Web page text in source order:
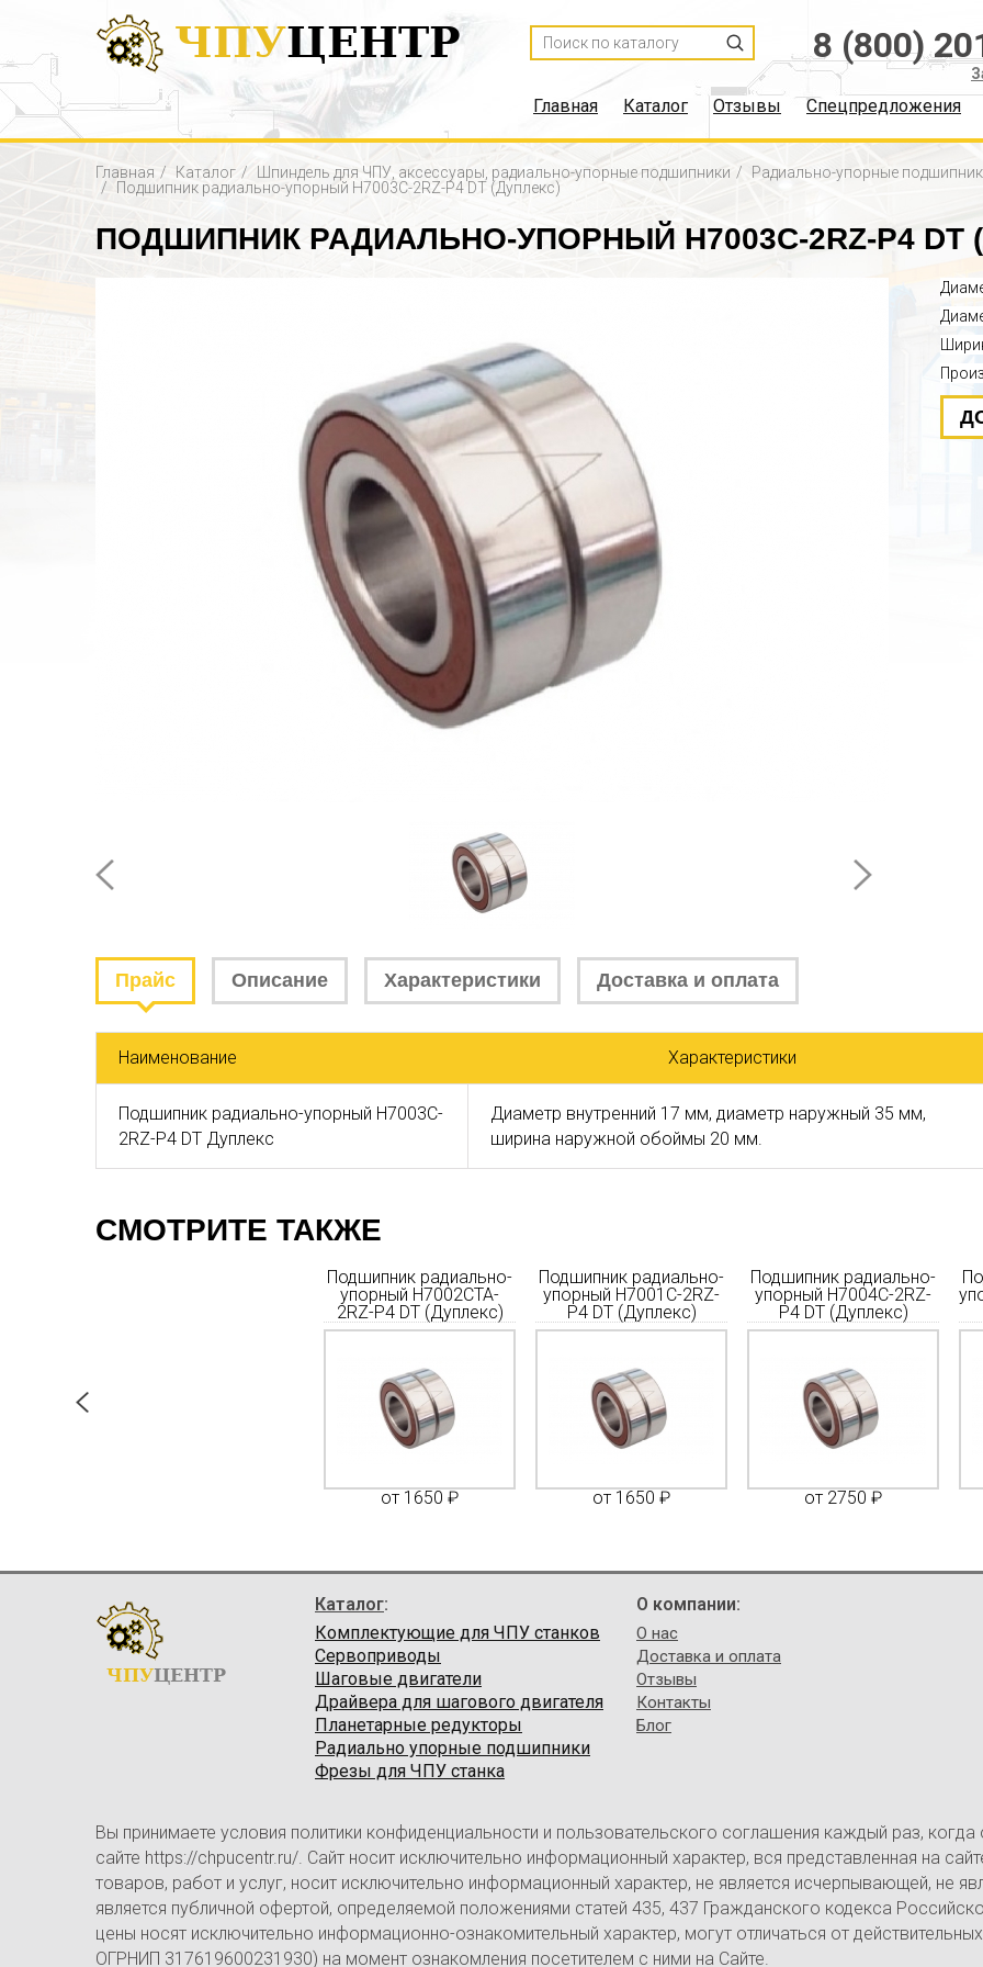
ЧПУЦЕНТР 8 (800)
Главная Каталог Отзывы Спецпредложения
Главная Каталог Шпиндель для ЧПУ, аксессуары, радиально-упорные подшипники
Радиально-упорные
Подшипник радиально-упорный H7003C-2RZ-P4 DT (Дуплекс)
ПОДШИПНИК РАДИАЛЬНО-УПОРНЫЙ H7003C-2RZ-P4 DT
Прайс Описание Характеристики Доставка и оплата
Наименование Характеристики
Подшипник радиально-упорный H7003C-
2RZ-P4 DT Дуплекс
Диаметр внутренний 17 мм, диаметр наружный 35 мм,
ширина наружной обоймы 20 мм.
СМОТРИТЕ ТАКЖЕ
Подшипник радиально-
упорный H7002CTA-
2RZ-P4 DT (Дуплекс)
от 1650 ₽
Подшипник радиально-
упорный H7001C-2RZ-
P4 DT (Дуплекс)
от 1650 ₽
Подшипник радиально-
упорный H7004C-2RZ-
P4 DT (Дуплекс)
от 2750 ₽
ЧПУЦЕНТР
Каталог:
Комплектующие для ЧПУ станков
Сервоприводы
Шаговые двигатели
Драйвера для шагового двигателя
Планетарные редукторы
Радиально упорные подшипники
Фрезы для ЧПУ станка
О компании:
О нас
Доставка и оплата
Отзывы
Контакты
Блог
Вы принимаете условия политики конфиденциальности и пользовательского соглашения каждый раз,
сайте https://chpucentr.ru/. Сайт носит исключительно информационный характер, вся представленная на
товаров, работ и услуг, носит исключительно информационный характер, не является исчерпывающей, не
является публичной офертой, определяемой положениями статей 435, 437 Гражданского кодекса
цены носят исключительно информационно-ознакомительный характер, могут отличаться от
ОГРНИП 317619600231930) на момент ознакомления посетителем с ними на Сайте.